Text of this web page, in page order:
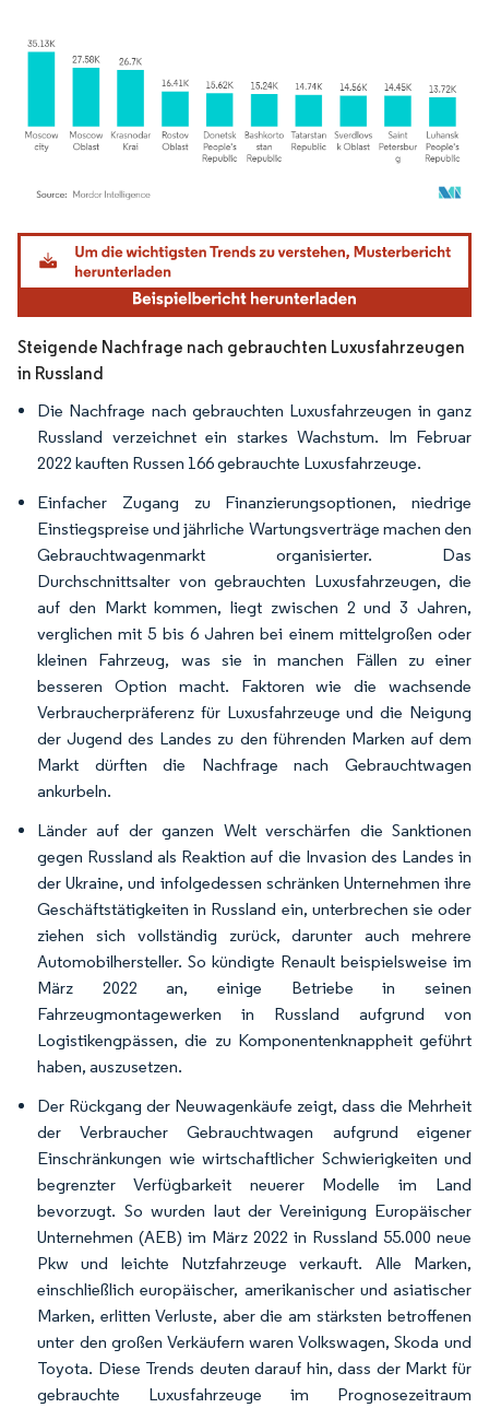
Bild © Mordor Intelligence. Wiederverwendung erfordert Namensnennung gemäß
Steigende Nachfrage nach gebrauchten Luxusfahrzeugen
in Russland
Die Nachfrage nach gebrauchten Luxusfahrzeugen in ganz
Russland verzeichnet ein starkes Wachstum. Im Februar
2022 kauften Russen 166 gebrauchte Luxusfahrzeuge.
Einfacher Zugang zu Finanzierungsoptionen, niedrige
Einstiegspreise und jährliche Wartungsverträge machen den
Gebrauchtwagenmarkt organisierter. Das
Durchschnittsalter von gebrauchten Luxusfahrzeugen, die
auf den Markt kommen, liegt zwischen 2 und 3 Jahren,
verglichen mit 5 bis 6 Jahren bei einem mittelgroßen oder
kleinen Fahrzeug, was sie in manchen Fällen zu einer
besseren Option macht. Faktoren wie die wachsende
Verbraucherpräferenz für Luxusfahrzeuge und die Neigung
der Jugend des Landes zu den führenden Marken auf dem
Markt dürften die Nachfrage nach Gebrauchtwagen
ankurbeln.
Länder auf der ganzen Welt verschärfen die Sanktionen
gegen Russland als Reaktion auf die Invasion des Landes in
der Ukraine, und infolgedessen schränken Unternehmen ihre
Geschäftstätigkeiten in Russland ein, unterbrechen sie oder
ziehen sich vollständig zurück, darunter auch mehrere
Automobilhersteller. So kündigte Renault beispielsweise im
März 2022 an, einige Betriebe in seinen
Fahrzeugmontagewerken in Russland aufgrund von
Logistikengpässen, die zu Komponentenknappheit geführt
haben, auszusetzen.
Der Rückgang der Neuwagenkäufe zeigt, dass die Mehrheit
der Verbraucher Gebrauchtwagen aufgrund eigener
Einschränkungen wie wirtschaftlicher Schwierigkeiten und
begrenzter Verfügbarkeit neuerer Modelle im Land
bevorzugt. So wurden laut der Vereinigung Europäischer
Unternehmen (AEB) im März 2022 in Russland 55.000 neue
Pkw und leichte Nutzfahrzeuge verkauft. Alle Marken,
einschließlich europäischer, amerikanischer und asiatischer
Marken, erlitten Verluste, aber die am stärksten betroffenen
unter den großen Verkäufern waren Volkswagen, Skoda und
Toyota. Diese Trends deuten darauf hin, dass der Markt für
gebrauchte Luxusfahrzeuge im Prognosezeitraum